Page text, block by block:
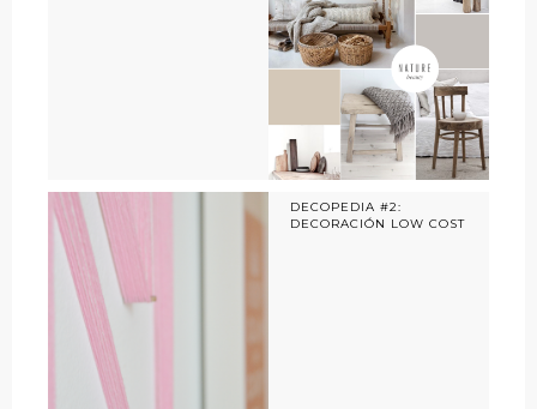
DECOPEDIA #2:
DECORACIÓN LOW COST